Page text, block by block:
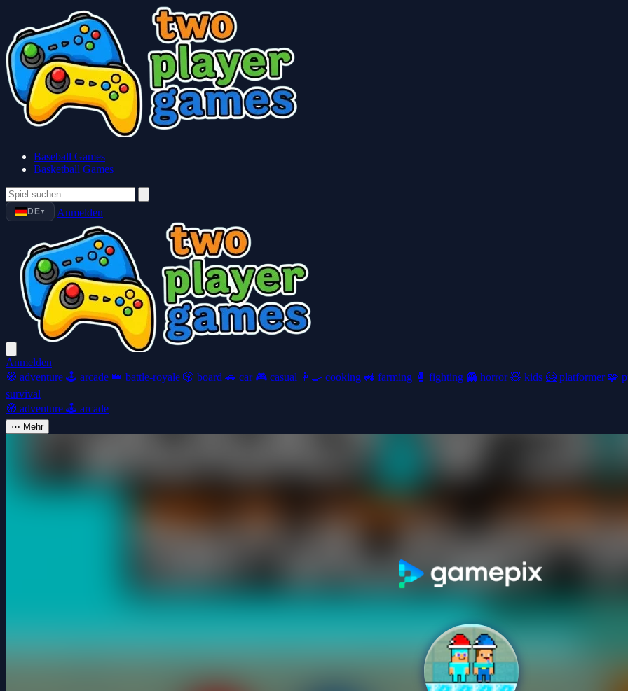
Baseball Games
Basketball Games
DE ▼ Anmelden
Anmelden
🧭 adventure 🕹️ arcade 👑 battle-royale 🎲 board 🚗 car 🎮 casual 👩‍🍳 cooking 🚜 farming 🥊 fighting 👻 horror🧸 kids 🦸 platformer 🧩
survival
🧭 adventure 🕹️ arcade
⋯ Mehr